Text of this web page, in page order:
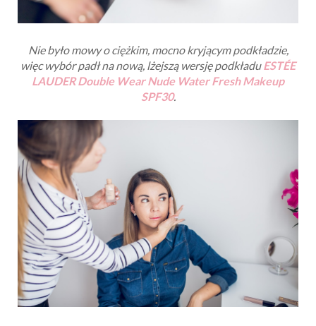
Nie było mowy o ciężkim, mocno kryjącym podkładzie,
więc wybór padł na nową, lżejszą wersję podkładuESTÉE
LAUDERDouble Wear Nude Water Fresh Makeup
SPF30.